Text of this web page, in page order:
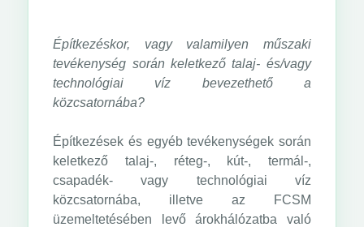
Építkezéskor, vagy valamilyen műszaki
tevékenység során keletkező talaj- és/vagy
technológiai víz bevezethető a
közcsatornába?
Építkezések és egyéb tevékenységek során
keletkező talaj-, réteg-, kút-, termál-,
csapadék- vagy technológiai víz
közcsatornába, illetve az FCSM
üzemeltetésében levő árokhálózatba való